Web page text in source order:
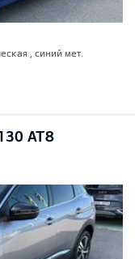
, синий мет.
AT8